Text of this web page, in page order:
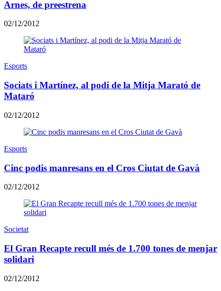
Arnes, de preestrena
02/12/2012
Esports
Sociats i Martínez, al podi de la Mitja Marató de
Mataró
02/12/2012
Esports
Cinc podis manresans en el Cros Ciutat de Gavà
02/12/2012
Societat
El Gran Recapte recull més de 1.700 tones de menjar
solidari
02/12/2012